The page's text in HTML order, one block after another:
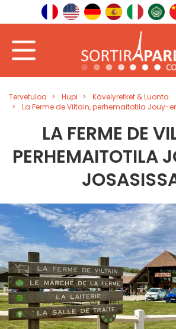
Tervetuloa Hupi
Kävelyretket & Luonto
La Ferme de Viltain, perhemaitotila Jouy-
LA FERME DE
PERHEMAITOTILA